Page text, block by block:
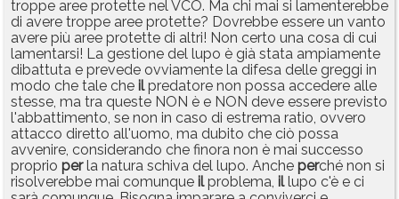
troppe aree protette nel VCO. Ma chi mai si lamenterebbe
di avere troppe aree protette? Dovrebbe essere un vanto
avere più aree protette di altri! Non certo una cosa di cui
lamentarsi! La gestione del lupo è già stata ampiamente
dibattuta e prevede ovviamente la difesa delle greggi in
modo che tale che ilpredatore non possa accedere alle
stesse, ma tra queste NON è e NON deve essere previsto
l'abbattimento, se non in caso di estrema ratio, ovvero
attacco diretto all'uomo, ma dubito che ciò possa
avvenire, considerando che finora non è mai successo
proprio perla natura schiva del lupo. Anche perché non si
risolverebbe mai comunque ilproblema, illupo c'è e ci